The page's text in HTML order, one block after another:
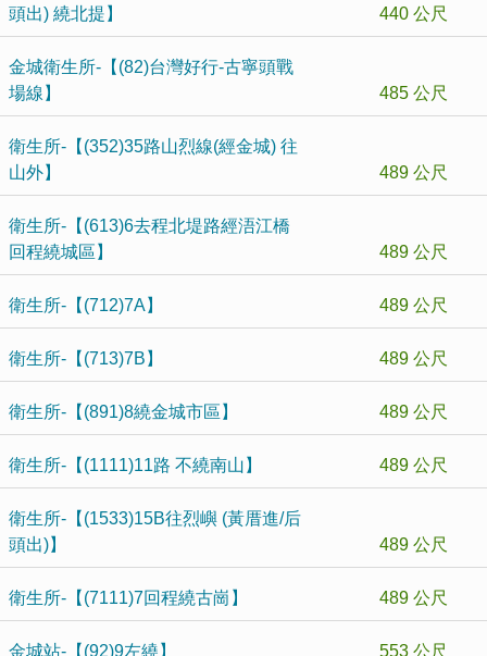
頭出) 繞北提】
440 公尺
金城衛生所-【(82)台灣好行-古寧頭戰
場線】
485 公尺
衛生所-【(352)35路山烈線(經金城) 往
山外】
489 公尺
衛生所-【(613)6去程北堤路經浯江橋
回程繞城區】
489 公尺
衛生所-【(712)7A】 489 公尺
衛生所-【(713)7B】 489 公尺
衛生所-【(891)8繞金城市區】 489 公尺
衛生所-【(1111)11路 不繞南山】 489 公尺
衛生所-【(1533)15B往烈嶼 (黃厝進/后
頭出)】
489 公尺
衛生所-【(7111)7回程繞古崗】 489 公尺
金城站-【(92)9左繞】 553 公尺